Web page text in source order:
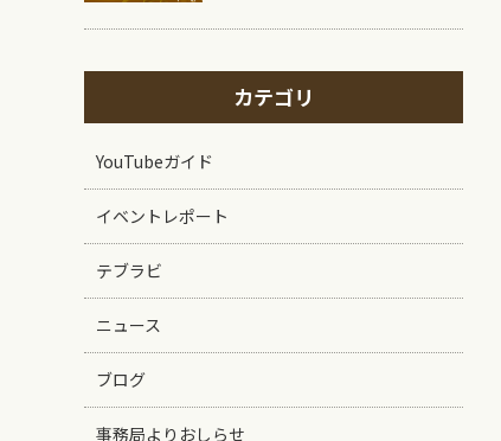
カテゴリ
YouTubeガイド
イベントレポート
テブラビ
ニュース
ブログ
事務局よりおしらせ